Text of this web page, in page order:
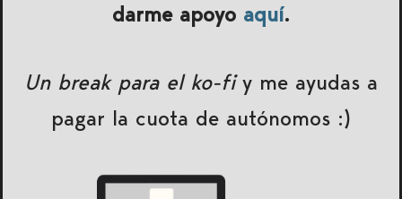
darme apoyo aquí.
Un break para el ko-fiy me ayudas a
pagar la cuota de autónomos :)